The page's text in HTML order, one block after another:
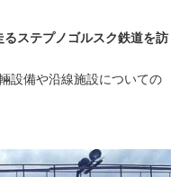
ステプノゴルスク鉄道を訪
設備や沿線施設についての